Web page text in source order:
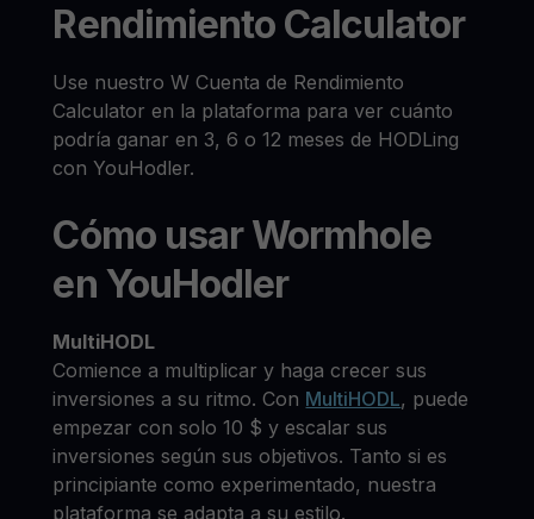
Rendimiento Calculator
Use nuestro W Cuenta de Rendimiento
Calculator en la plataforma para ver cuánto
podría ganar en 3, 6 o 12 meses de HODLing
con YouHodler.
Cómo usar Wormhole
en YouHodler
MultiHODL
Comience a multiplicar y haga crecer sus
inversiones a su ritmo. Con MultiHODL, puede
empezar con solo 10 $ y escalar sus
inversiones según sus objetivos. Tanto si es
principiante como experimentado, nuestra
plataforma se adapta a su estilo.